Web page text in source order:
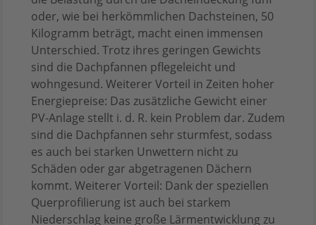
oder, wie bei herkömmlichen Dachsteinen, 50
Kilogramm beträgt, macht einen immensen
Unterschied. Trotz ihres geringen Gewichts
sind die Dachpfannen pflegeleicht und
wohngesund. Weiterer Vorteil in Zeiten hoher
Energiepreise: Das zusätzliche Gewicht einer
PV-Anlage stellt i. d. R. kein Problem dar. Zudem
sind die Dachpfannen sehr sturmfest, sodass
es auch bei starken Unwettern nicht zu
Schäden oder gar abgetragenen Dächern
kommt. Weiterer Vorteil: Dank der speziellen
Querprofilierung ist auch bei starkem
Niederschlag keine große Lärmentwicklung zu